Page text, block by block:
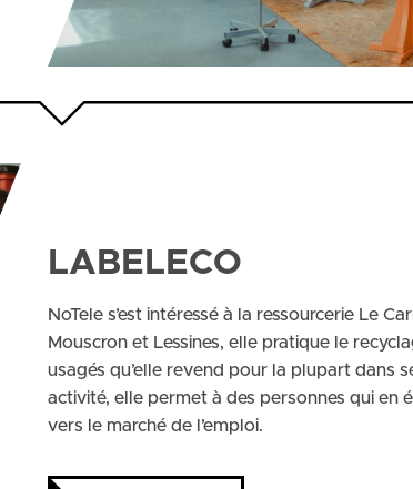
LABELECO
NoTele s’est intéressé à la ressourcerie Le
Mouscron et Lessines, elle pratique le
usagés qu’elle revend pour la plupart dans
activité, elle permet à des personnes qui en
vers le marché de l’emploi.